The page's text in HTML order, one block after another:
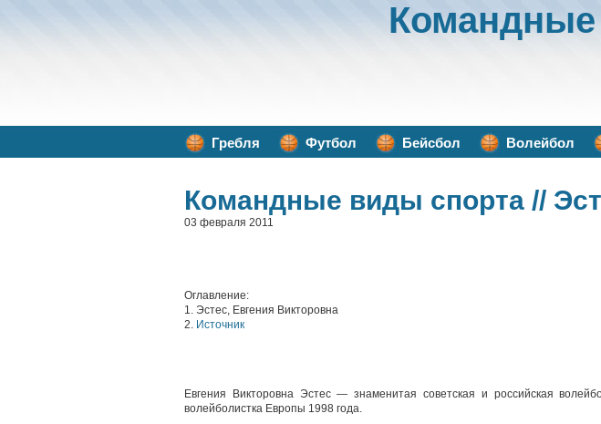
Гребля Футбол Бейсбол Волейбол
Командные виды спорта //
03 февраля 2011
Оглавление:
1. Эстес, Евгения Викторовна
2. Источник
Евгения Викторовна Эстес — знаменитая советская и российская
волейболистка Европы 1998 года.